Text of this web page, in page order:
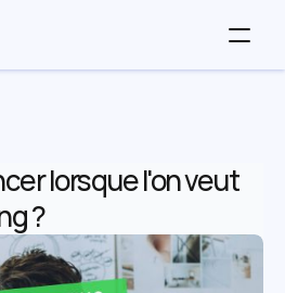
lorsque l'on veut
?